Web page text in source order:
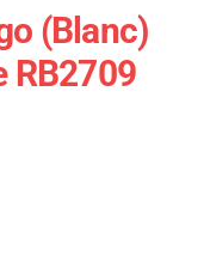
(blanc)
RB2709